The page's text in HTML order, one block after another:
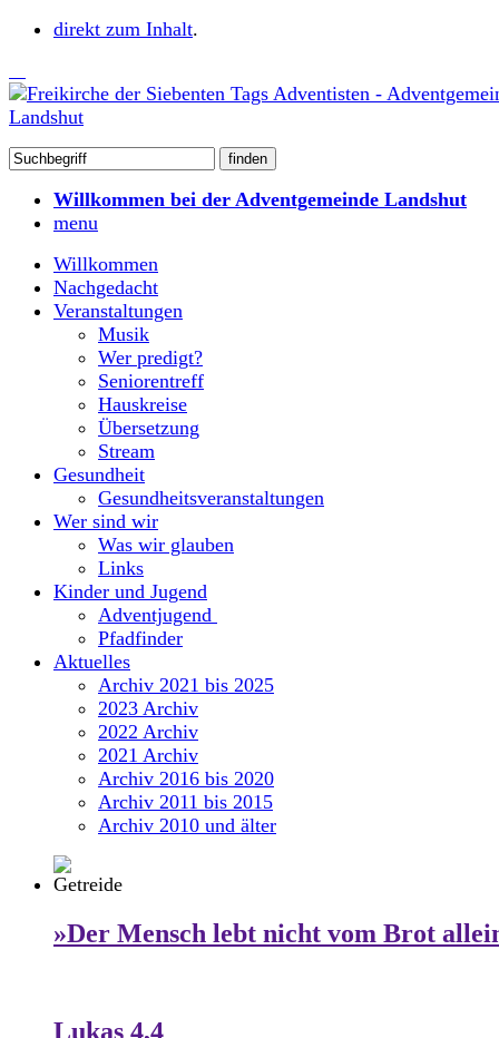
direkt zum Inhalt.
Willkommen bei der Adventgemeinde Landshut
menu
Willkommen
Nachgedacht
Veranstaltungen
Musik
Wer predigt?
Seniorentreff
Hauskreise
Übersetzung
Stream
Gesundheit
Gesundheitsveranstaltungen
Wer sind wir
Was wir glauben
Links
Kinder und Jugend
Adventjugend
Pfadfinder
Aktuelles
Archiv 2021 bis 2025
2023 Archiv
2022 Archiv
2021 Archiv
Archiv 2016 bis 2020
Archiv 2011 bis 2015
Archiv 2010 und älter
»Der Mensch lebt nicht vom Brot
Lukas 4,4